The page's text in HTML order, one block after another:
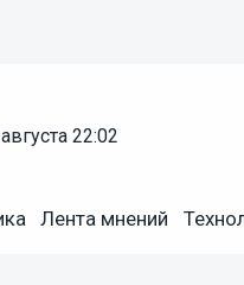
22:02
Лента мнений
поездов